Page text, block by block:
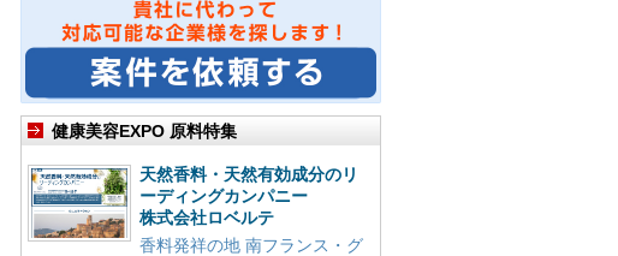
健康美容EXPO 原料特集
天然香料・天然有効成分のリ
ーディングカンパニー
株式会社ロベルテ
香料発祥の地 南フランス・グ